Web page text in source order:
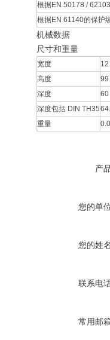
根据EN 50178 /
根据EN 61140的保护
机械数据
尺寸和重量
宽度
高度
99
深度
60
深度包括 DIN TH35
重量
产
您的单
您的姓
联系电
常用邮